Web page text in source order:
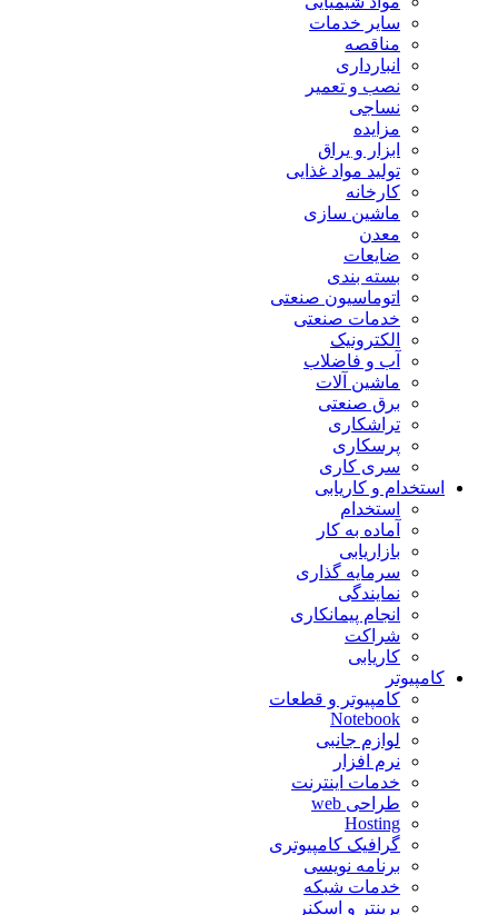
سایر خدمات
مناقصه
انبارداری
نصب و تعمیر
نساجی
مزایده
ابزار و یراق
تولید مواد غذایی
کارخانه
ماشین سازی
معدن
ضایعات
بسته بندی
اتوماسیون صنعتی
خدمات صنعتی
الکترونیک
آب و فاضلاب
ماشین آلات
برق صنعتی
تراشکاری
پرسکاری
سری کاری
استخدام و کاریابی
استخدام
آماده به کار
بازاریابی
سرمایه گذاری
نمایندگی
انجام پیمانکاری
شراکت
کاریابی
کامپیوتر
کامپیوتر و قطعات
Notebook
لوازم جانبی
نرم افزار
خدمات اینترنت
طراحی web
Hosting
گرافیک کامپیوتری
برنامه نویسی
خدمات شبکه
پرینتر و اسکنر